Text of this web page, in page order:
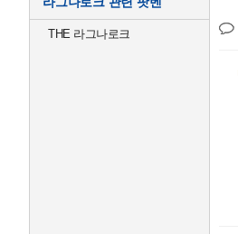
THE 라그나로크